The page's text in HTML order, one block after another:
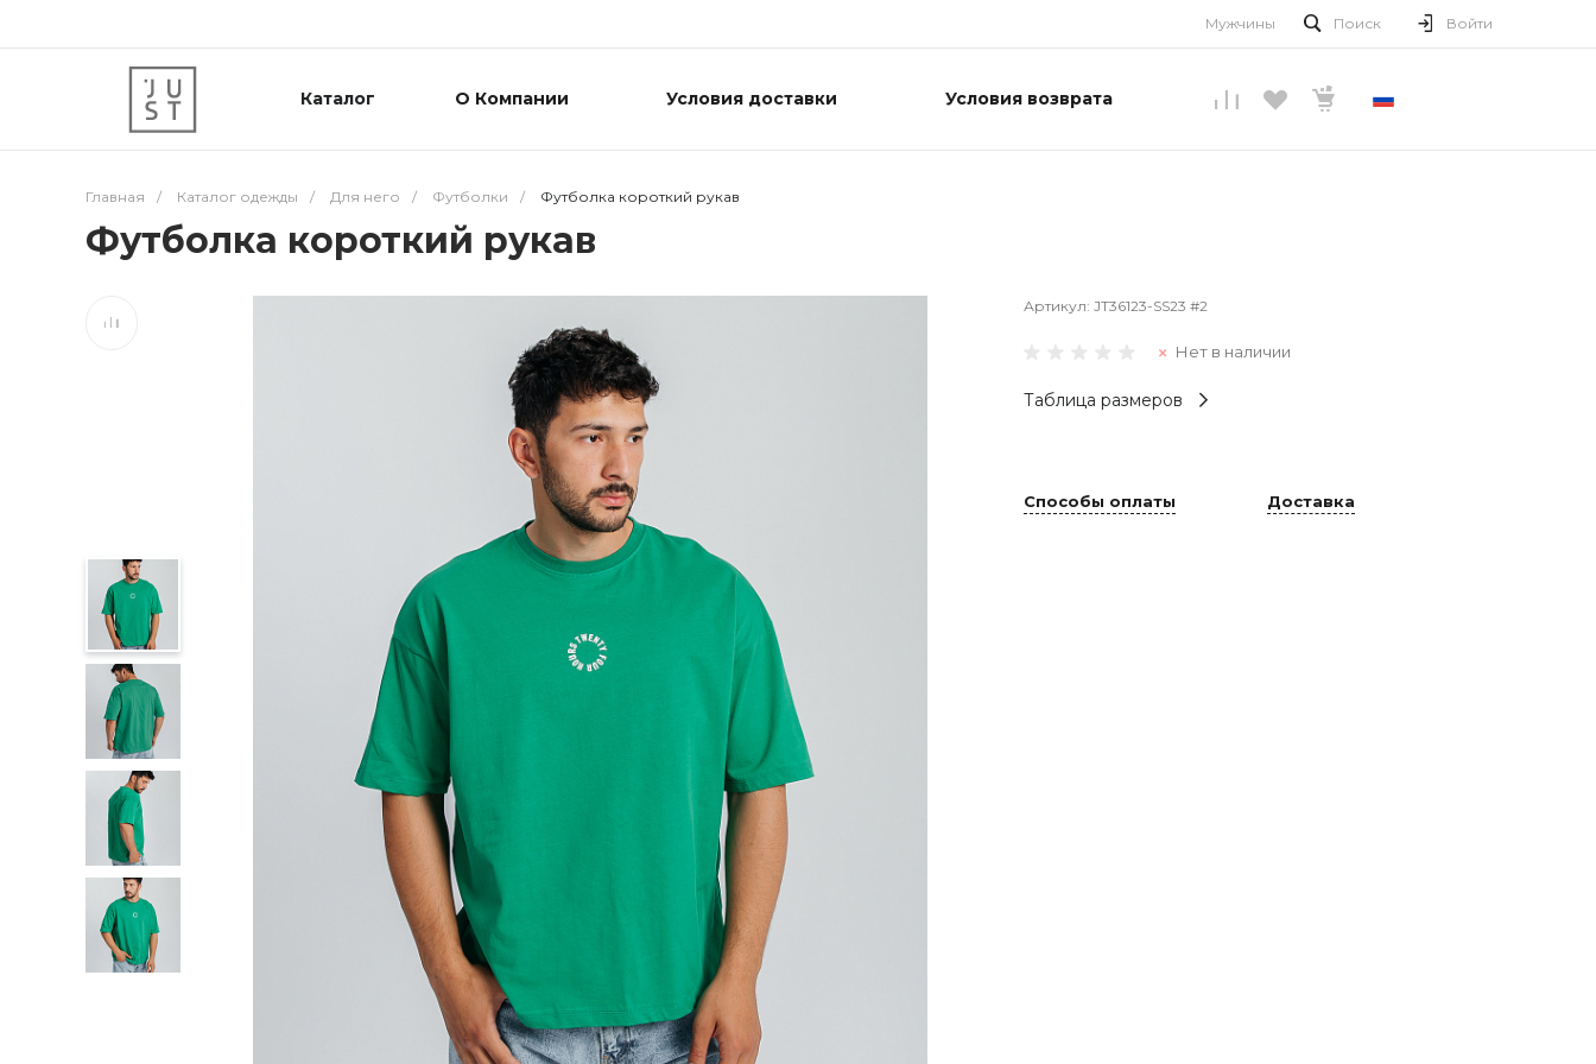
Мужчины Поиск Войти
Каталог О Компании Условия доставки Условия возврата
Главная / Каталог одежды / Для него / Футболки / Футболка короткий рукав
Футболка короткий рукав
Артикул: JT36123-SS23 #2
Нет в наличии
Таблица размеров
Способы оплаты Доставка